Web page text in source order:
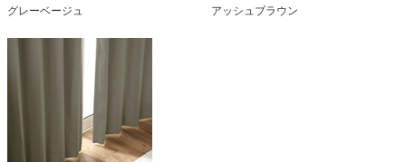
グレーベージュ アッシュブラウン